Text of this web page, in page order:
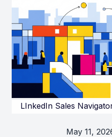
LInkedIn Sales
May 11,